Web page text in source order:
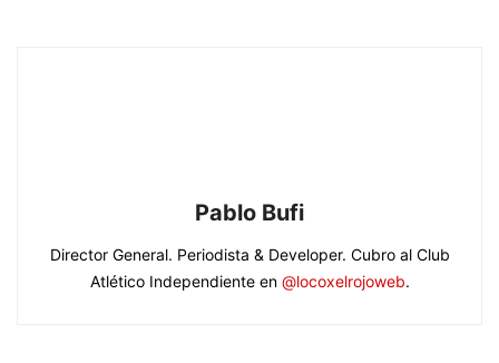
Pablo Bufi
Director General. Periodista & Developer. Cubro al Club
Atlético Independiente en @locoxelrojoweb.